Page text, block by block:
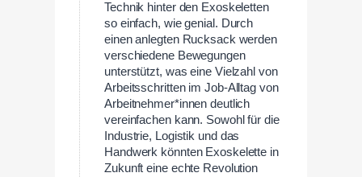
Technik hinter den Exoskeletten
so einfach, wie genial. Durch
einen anlegten Rucksack werden
verschiedene Bewegungen
unterstützt, was eine Vielzahl von
Arbeitsschritten im Job-Alltag von
Arbeitnehmer*innen deutlich
vereinfachen kann. Sowohl für die
Industrie, Logistik und das
Handwerk könnten Exoskelette in
Zukunft eine echte Revolution